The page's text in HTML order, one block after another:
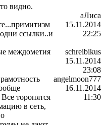
видно.
ссылки..и
аЛиса
15.11.2014
22:25
междометия
schreibikus
15.11.2014
23:08
торопятся
в сеть,
angelmoon777
16.11.2014
11:30